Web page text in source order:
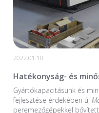
2022.01.10.
Hatékonyság- és
Gyártókapacitásunk és
fejlesztése érdekében új
peremezőgépekkel